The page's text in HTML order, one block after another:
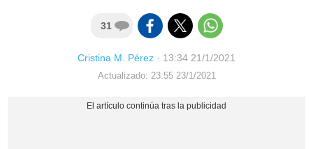
31
Cristina M. Pérez · 13:34 21/1/2021
Actualizado: 23:55 23/1/2021